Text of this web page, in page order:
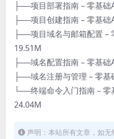
├──项目部署指南 – 零基
├──项目创建指南 – 零基
├──项目域名与邮箱配置 –
19.51M
├──域名配置指南 – 零基
├──域名注册与管理 – 零
└──终端命令入门指南 –
24.04M
声明：本站所有文章，如